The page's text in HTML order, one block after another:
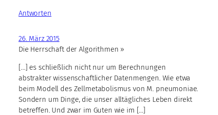
Antworten
26. März 2015
Die Herrschaft der Algorithmen »
[…] es schließlich nicht nur um Berechnungen
abstrakter wissenschaftlicher Datenmengen. Wie etwa
beim Modell des Zellmetabolismus von M. pneumoniae.
Sondern um Dinge, die unser alltägliches Leben direkt
betreffen. Und zwar im Guten wie im […]